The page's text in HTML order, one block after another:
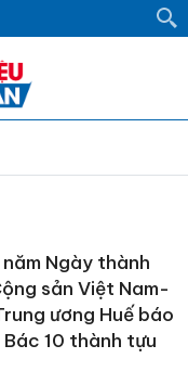
năm Ngày thành
sản Việt Nam-
ương Huế báo
10 thành tựu